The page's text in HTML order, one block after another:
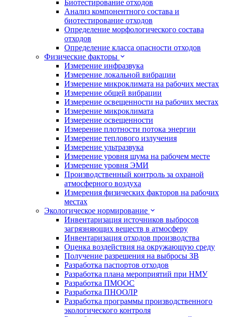
Биотестирование отходов
Анализ компонентного состава и
биотестирование отходов
Определение морфологического состава
отходов
Определение класса опасности отходов
Физические факторы
Измерение инфразвука
Измерение локальной вибрации
Измерение микроклимата на рабочих местах
Измерение общей вибрации
Измерение освещенности на рабочих местах
Измерение микроклимата
Измерение освещенности
Измерение плотности потока энергии
Измерение теплового излучения
Измерение ультразвука
Измерение уровня шума на рабочем месте
Измерение уровня ЭМИ
Производственный контроль за охраной
атмосферного воздуха
Измерения физических факторов на рабочих
местах
Экологическое нормирование
Инвентаризация источников выбросов
загрязняющих веществ в атмосферу
Инвентаризация отходов производства
Оценка воздействия на окружающую среду
Получение разрешения на выбросы ЗВ
Разработка паспортов отходов
Разработка плана мероприятий при НМУ
Разработка ПМООС
Разработка ПНООЛР
Разработка программы производственного
экологического контроля